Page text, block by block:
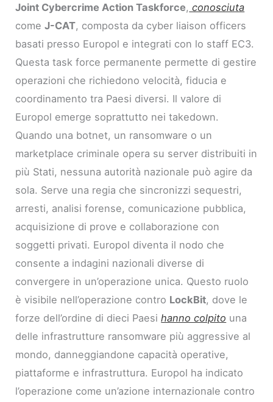
Joint Cybercrime Action Taskforce, conosciuta
comeJ-CAT, composta da cyber liaison officers
basati presso Europol e integrati con lo staff EC3.
Questa task force permanente permette di gestire
operazioni che richiedono velocità, fiducia e
coordinamento tra Paesi diversi. Il valore di
Europol emerge soprattutto nei takedown.
Quando una botnet, un ransomware o un
marketplace criminale opera su server distribuiti in
più Stati, nessuna autorità nazionale può agire da
sola. Serve una regia che sincronizzi sequestri,
arresti, analisi forense, comunicazione pubblica,
acquisizione di prove e collaborazione con
soggetti privati. Europol diventa il nodo che
consente a indagini nazionali diverse di
convergere in un’operazione unica. Questo ruolo
è visibile nell’operazione contro LockBit, dove le
forze dell’ordine di dieci Paesihanno colpito una
delle infrastrutture ransomware più aggressive al
mondo, danneggiandone capacità operative,
piattaforme e infrastruttura. Europol ha indicato
l’operazione come un’azione internazionale contro